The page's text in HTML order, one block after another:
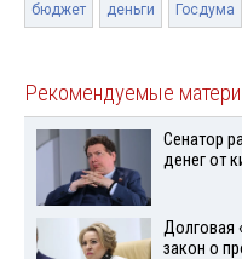
бюджет деньги Госдума
Рекомендуемые
Сенатор
денег от
Долговая
закон о